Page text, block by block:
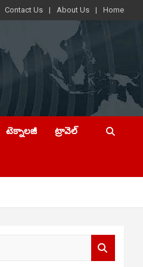
Contact Us About Us Home
టెక్నాలజీ ట్రావెల్